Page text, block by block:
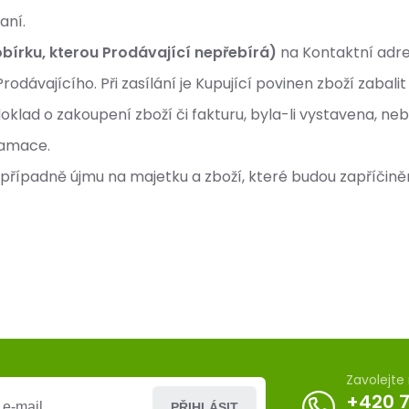
kterou Prodávající nepřebírá) na Kontaktní
Při zasílání je Kupující povinen zboží
o zakoupení zboží či fakturu, byla-li vystavena,
újmu na majetku a zboží, které budou
+420